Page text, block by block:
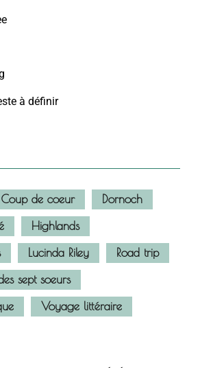
à définir
Coup de coeur
Dornoch
Highlands
Lucinda Riley
Road trip
sept soeurs
Voyage littéraire